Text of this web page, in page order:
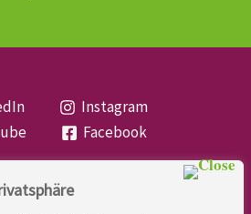
Instagram
Facebook